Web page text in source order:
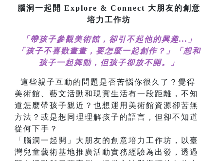
腦洞一起開 Explore & Connect 大朋友的創意
培力工作坊
「帶孩子參觀美術館，卻引不起他的興趣...」
「孩子不喜歡畫畫，要怎麼一起創作？」
「想和
孩子一起舞動，但孩子卻放不開。」
這些親子互動的問題是否苦惱你很久了？覺得
美術館、藝文活動和現實生活有一段距離，不知
道怎麼帶孩子親近？也想運用美術館資源卻苦無
方法？或是想同理理解孩子的語言，但卻不知道
從何下手？
「腦洞一起開」大朋友的創意培力工作坊，以臺
灣兒童藝術基地推廣活動實務經驗為出發，透過